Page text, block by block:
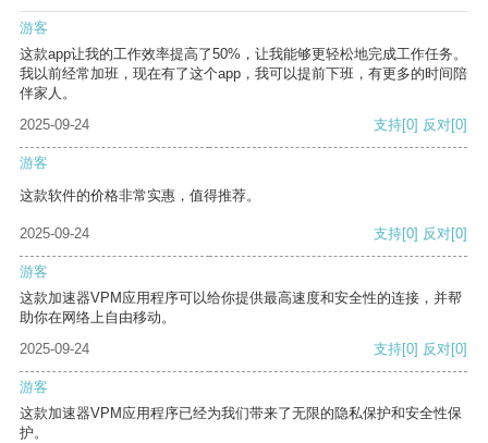
游客
这款app让我的工作效率提高了50%，让我能够更轻松地完成工作任务。
我以前经常加班，现在有了这个app，我可以提前下班，有更多的时间陪
伴家人。
2025-09-24
支持[0] 反对[0]
游客
这款软件的价格非常实惠，值得推荐。
2025-09-24 支持[0] 反对[0]
游客
这款加速器VPM应用程序可以给你提供最高速度和安全性的连接，并帮
助你在网络上自由移动。
2025-09-24
支持[0] 反对[0]
游客
这款加速器VPM应用程序已经为我们带来了无限的隐私保护和安全性保
护。